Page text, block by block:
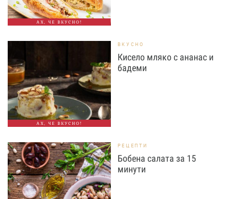
АХ, ЧЕ ВКУСНО!
АХ, ЧЕ ВКУСНО!
ВКУСНО
Кисело мляко с ананас и
бадеми
РЕЦЕПТИ
Бобена салата за 15
минути